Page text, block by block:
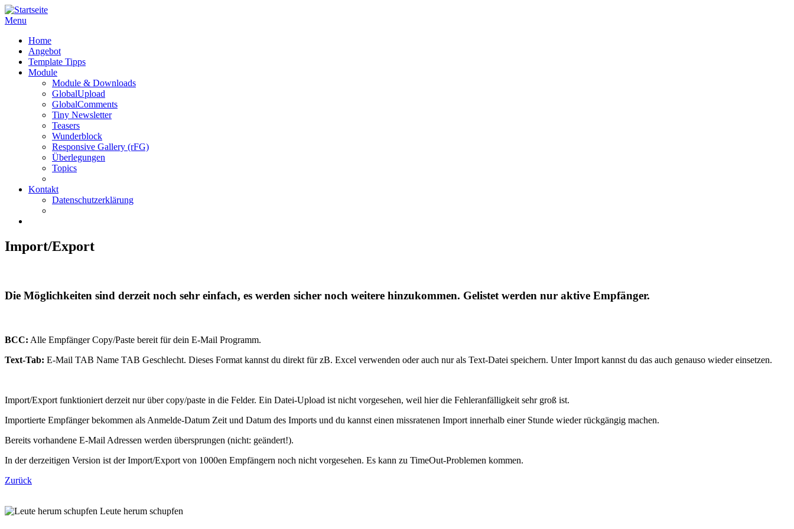
Menu
Home
Angebot
Template Tipps
Module
Module & Downloads
GlobalUpload
GlobalComments
Tiny Newsletter
Teasers
Wunderblock
Responsive Gallery (rFG)
Überlegungen
Topics
Kontakt
Datenschutzerklärung
Import/Export
Die Möglichkeiten sind derzeit noch sehr einfach, es werden sicher noch weitere hinzukommen. Gelistet werden nur aktive Empfänger.
BCC: Alle Empfänger Copy/Paste bereit für dein E-Mail Programm.
Text-Tab: E-Mail TAB Name TAB Geschlecht. Dieses Format kannst du direkt für zB. Excel verwenden oder auch nur als Text-Datei speichern. Unter Import kannst du das auch genauso wieder einsetzen.
Import/Export funktioniert derzeit nur über copy/paste in die Felder. Ein Datei-Upload ist nicht vorgesehen, weil hier die Fehleranfälligkeit sehr groß ist.
Importierte Empfänger bekommen als Anmelde-Datum Zeit und Datum des Imports und du kannst einen missratenen Import innerhalb einer Stunde wieder rückgängig machen.
Bereits vorhandene E-Mail Adressen werden übersprungen (nicht: geändert!).
In der derzeitigen Version ist der Import/Export von 1000en Empfängern noch nicht vorgesehen. Es kann zu TimeOut-Problemen kommen.
Zurück
Leute herum schupfen